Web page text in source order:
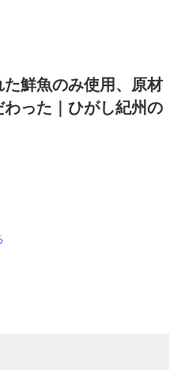
鮮魚のみ使用、原材
った｜ひがし紀州の